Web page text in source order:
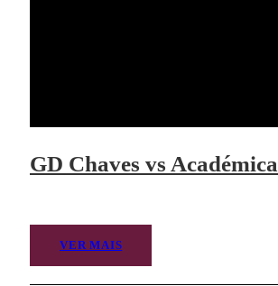
GD Chaves vs Académica
VER MAIS